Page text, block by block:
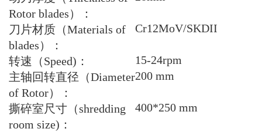
Rotor blades）：
刀片材质（Materials of
blades）：
Cr12MoV/SKDII
转速（Speed)：
15-24rpm
主轴回转直径（Diameter
of Rotor）：
200 mm
撕碎室尺寸（shredding
room size)：
400*250 mm